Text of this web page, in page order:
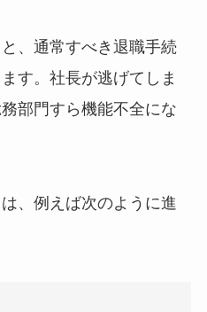
、通常すべき退職手続
す。社長が逃げてしま
部門すら機能不全にな
、例えば次のように進